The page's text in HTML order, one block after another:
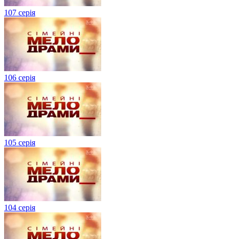
107 серія
106 серія
105 серія
104 серія